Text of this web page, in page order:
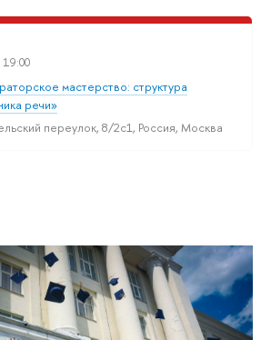
19:00
мастерство: структура
речи»
переулок, 8/2с1, Россия, Москва